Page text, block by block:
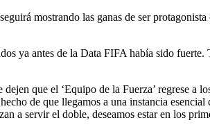
mostrando las ganas de ser
ya antes de la Data FIFA había sido
que el ‘Equipo de la Fuerza’ regrese a
de que llegamos a una instancia
a servir el doble, deseamos estar en los